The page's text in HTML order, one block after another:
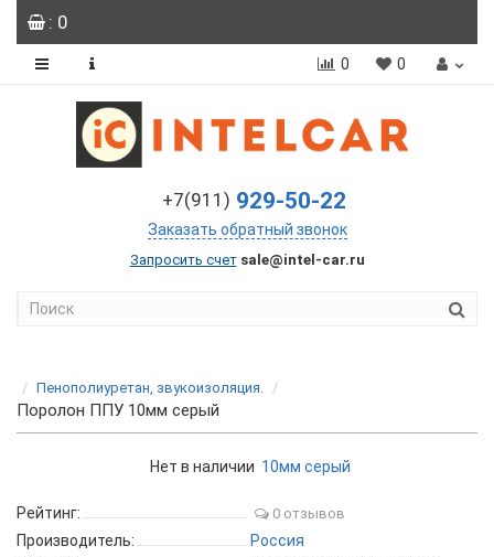
: 0
0 0
+7(911) 929-50-22
Заказать обратный звонок
Запросить счет sale@intel-car.ru
Пенополиуретан, звукоизоляция.
Поролон ППУ 10мм серый
Нет в наличии
Рейтинг: 0 отзывов
Производитель:
Россия